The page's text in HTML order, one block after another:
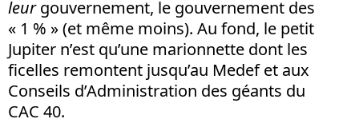
leurgouvernement, le gouvernement des
« 1 % » (et même moins). Au fond, le petit
Jupiter n’est qu’une marionnette dont les
ficelles remontent jusqu’au Medef et aux
Conseils d’Administration des géants du
CAC 40.